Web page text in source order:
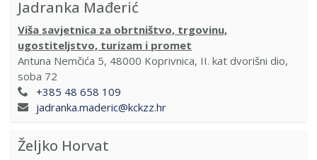
Jadranka Mađerić
Viša savjetnica za obrtništvo, trgovinu,
ugostiteljstvo, turizam i promet
Antuna Nemčića 5, 48000 Koprivnica, II. kat dvorišni dio,
soba 72
+385 48 658 109
jadranka.maderic@kckzz.hr
Željko Horvat